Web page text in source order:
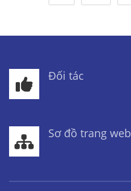
Đối tác
Sơ đồ trang web